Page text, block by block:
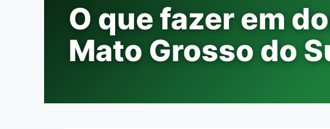
O que fazer em
Mato Grosso do